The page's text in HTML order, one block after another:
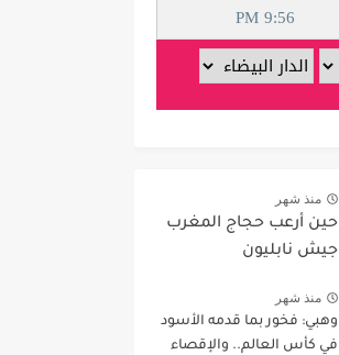
منذ شهر
حين أرعب حجاج المغرب
جيش نابليون
منذ شهر
وهبي: فخور بما قدمه الأسود
في كأس العالم.. والإقصاء